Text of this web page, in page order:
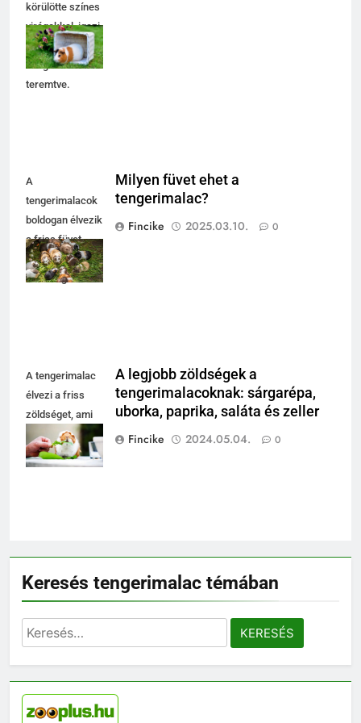
körülötte színes
virágokkal, igazi
tavaszi
hangulatot
teremtve.
A
tengerimalacok
boldogan élvezik
a friss füvet,
barátságos
társaságban.
Milyen füvet ehet a
tengerimalac?
Fincike
2025.03.10. 0
A tengerimalac
élvezi a friss
zöldséget, ami
egészséges és
tápláló számára.
A legjobb zöldségek a
tengerimalacoknak: sárgarépa,
uborka, paprika, saláta és zeller
Fincike
2024.05.04. 0
Keresés tengerimalac témában
Keresés:
5
Milyen gyakran kell takarítani a
ELHELYEZÉSÜK